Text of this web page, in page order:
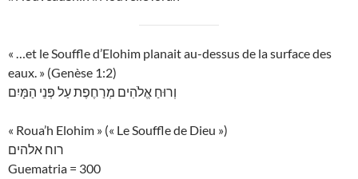
« …et le Souffle d’Elohim planait au-dessus de la surface des
eaux. » (Genèse 1:2)
וְרוּחַ אֱלֹהִים מְרַחֶפֶת עַל פְּנֵי הַמָּיִם
« Roua’h Elohim » (« Le Souffle de Dieu »)
רוח אלהים
Guematria = 300